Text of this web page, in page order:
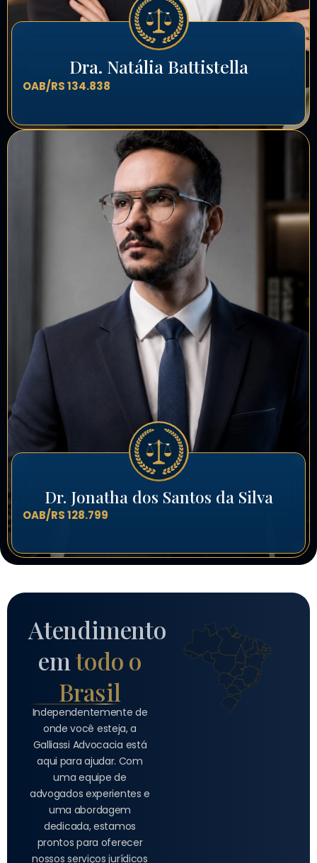
Dra. Natália Battistella
OAB/RS 134.838
Dr. Jonatha dos Santos da Silva
OAB/RS 128.799
Atendimento
emtodo o
Brasil
Independentemente de
onde você esteja, a
Galliassi Advocacia está
aqui para ajudar. Com
uma equipe de
advogados experientes e
uma abordagem
dedicada, estamos
prontos para oferecer
nossos serviços jurídicos